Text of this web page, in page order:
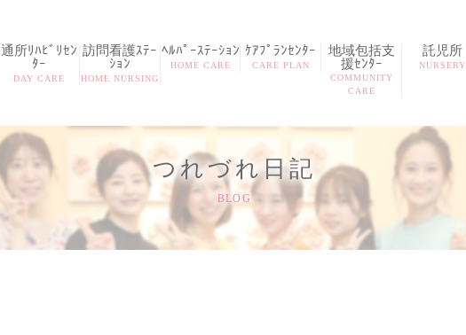
通所ﾘﾊﾋﾞﾘｾﾝ
ﾀｰ
DAY CARE
訪問看護ｽﾃｰ
ｼｮﾝ
HOME NURSING
ﾍﾙﾊﾟｰｽﾃｰｼｮﾝ
HOME CARE
ｹｱﾌﾟﾗﾝｾﾝﾀｰ
CARE PLAN
地域包括支
援ｾﾝﾀｰ
COMMUNITY
CARE
託児所
NURSERY
つれづれ日記
BLOG